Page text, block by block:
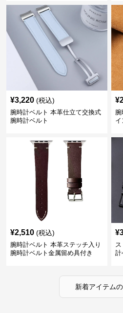
¥3,220 (税込)
腕時計ベルト 本革仕立て交換式
腕時計ベルト
¥
イ
¥2,510 (税込)
腕時計ベルト 本革ステッチ入り
腕時計ベルト金属留め具付き
¥
計
新着アイテム